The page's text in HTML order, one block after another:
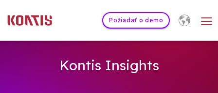
Požiadať o demo ≡
Kontis Insights